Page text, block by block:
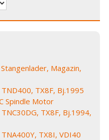
Magazin,
TX8F, Bj.1995
Spindle Motor
TX8F, Bj.1994,
TX8I, VDI40